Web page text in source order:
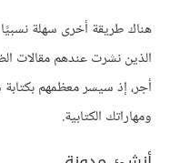
هناك طريقة أخرى سهلة
الذين نشرت عندهم مقالات
أجر، إذ سيسر معظمهم
ومهاراتك الكتابية.